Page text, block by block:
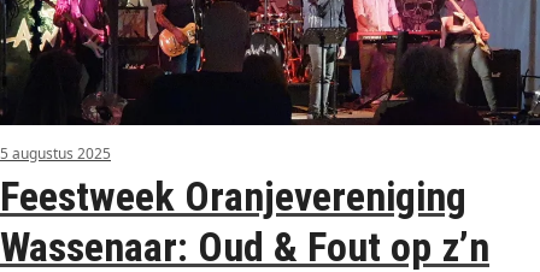
5 augustus 2025
Feestweek Oranjevereniging
Wassenaar: Oud & Fout op z’n